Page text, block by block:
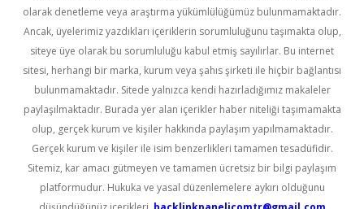
olarak denetleme veya araştırma yükümlülüğümüz bulunmamaktadır.
Ancak, üyelerimiz yazdıkları içeriklerin sorumluluğunu taşımakta olup,
siteye üye olarak bu sorumluluğu kabul etmiş sayılırlar. Bu internet
sitesi, herhangi bir marka, kurum veya şahıs şirketi ile hiçbir bağlantısı
bulunmamaktadır. Sitede yalnızca kendi hazırladığımız makaleler
paylaşılmaktadır. Burada yer alan içerikler haber niteliği taşımamakta
olup, gerçek kurum ve kişiler hakkında paylaşım yapılmamaktadır.
Gerçek kurum ve kişiler ile isim benzerlikleri tamamen tesadüfidir.
Sitemiz, kar amacı gütmeyen ve tamamen ücretsiz bir bilgi paylaşım
platformudur. Hukuka ve yasal düzenlemelere aykırı olduğunu